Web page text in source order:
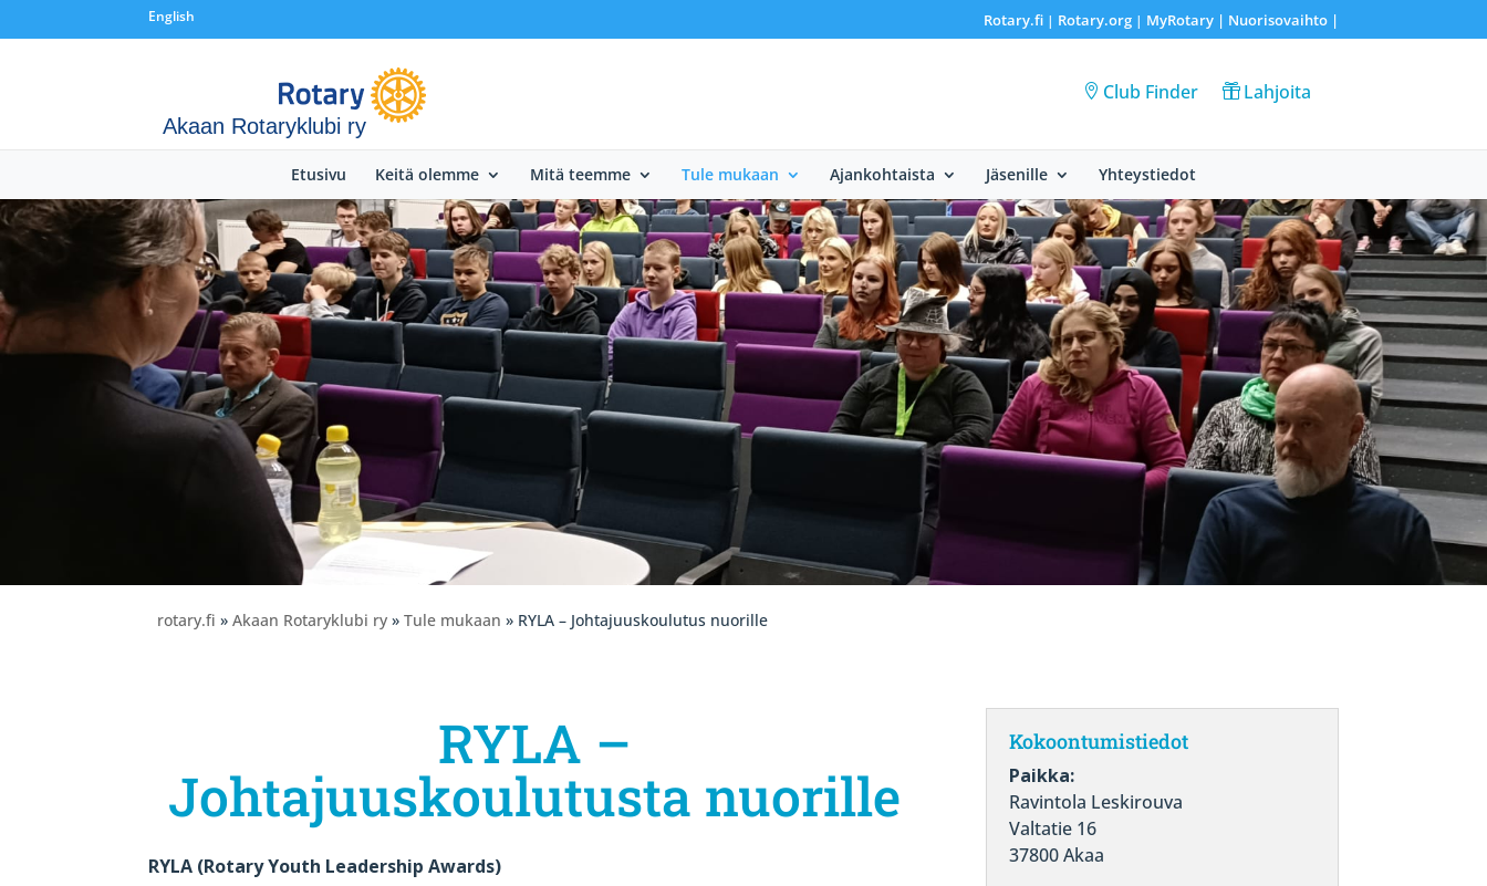
English Rotary.fi| Rotary.org| MyRotary | Nuorisovaihto|
Akaan Rotaryklubi ry
Club Finder Lahjoita
Etusivu Keitä olemme Mitä teemme Tule mukaan Ajankohtaista Jäsenille Yhteystiedot
rotary.fi » Akaan Rotaryklubi ry » Tule mukaan » RYLA – Johtajuuskoulutus nuorille
RYLA –
Johtajuuskoulutusta nuorille
RYLA (Rotary Youth Leadership Awards)
Kokoontumistiedot
Paikka:
Ravintola Leskirouva
Valtatie 16
37800 Akaa